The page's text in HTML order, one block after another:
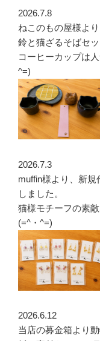
2026.7.8
ねこのもの屋様よ
鈴と猫ざるそばセ
コーヒーカップは
^=)
2026.7.3
muffin様より、新
しました。
猫様モチーフの素
(=^・^=)
2026.6.12
当店の募金箱より